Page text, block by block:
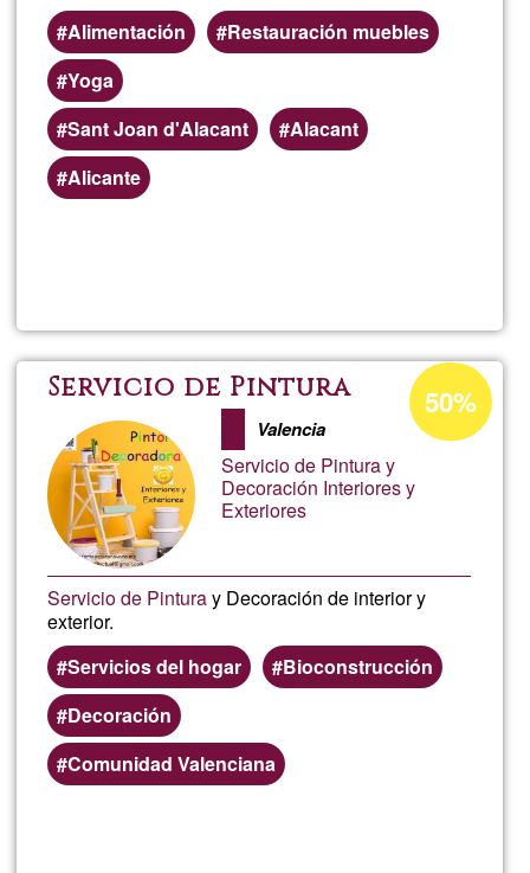
Alimentación
Restauración muebles
Yoga
Sant Joan d'Alacant
Alacant
Alicante
Marga
Servicio de Pintura
Valencia
Servicio de Pintura y
Decoración Interiores y
Exteriores
Servicio de Pinturay Decoración de interior y
exterior.
Servicios del hogar
Bioconstrucción
Decoración
Comunidad Valenciana
Porcentaje
de
aceptación
de
50%